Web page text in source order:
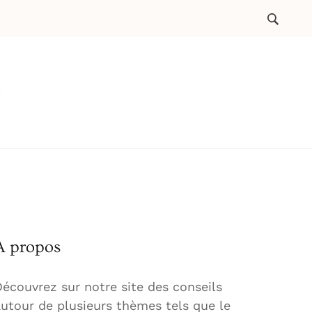
propos
sur notre site des conseils
de plusieurs thèmes tels que le